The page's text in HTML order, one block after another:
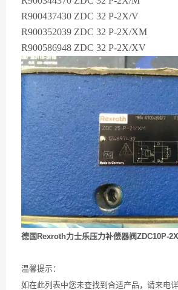
R900437430 ZDC 32 P-2X/V
R900352039 ZDC 32 P-2X/XM
R900586948 ZDC 32 P-2X/XV
德国Rexroth力士乐压力补偿器阀ZDC10P-
温馨提示：
如在此列表中您未查找到合适产品，请来电详